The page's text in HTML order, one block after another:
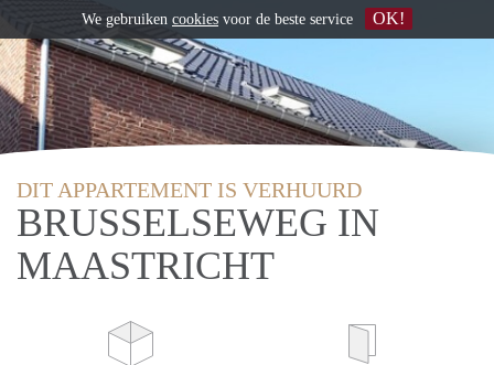
DIT APPARTEMENT IS VERHUURD
BRUSSELSEWEG IN
MAASTRICHT
We gebruiken cookies voor de beste service OK!